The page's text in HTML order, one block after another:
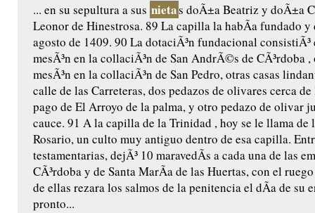
... en su sepultura a sus nietas doÃ±a Beatriz y doÃ±a
Leonor de Hinestrosa. 89 La capilla la habÃ­a fundado y
agosto de 1409. 90 La dotaciÃ³n fundacional consistiÃ³
mesÃ³n en la collaciÃ³n de San AndrÃ©s de CÃ³rdoba ,
mesÃ³n en la collaciÃ³n de San Pedro, otras casas
calle de las Carreteras, dos pedazos de olivares cerca
pago de El Arroyo de la palma, y otro pedazo de olivar
cauce. 91 A la capilla de la Trinidad , hoy se le llama de
Rosario, un culto muy antiguo dentro de esa capilla.
testamentarias, dejÃ³ 10 maravedÃ­s a cada una de las
CÃ³rdoba y de Santa MarÃ­a de las Huertas, con el
de ellas rezara los salmos de la penitencia el dÃ­a de su
pronto...